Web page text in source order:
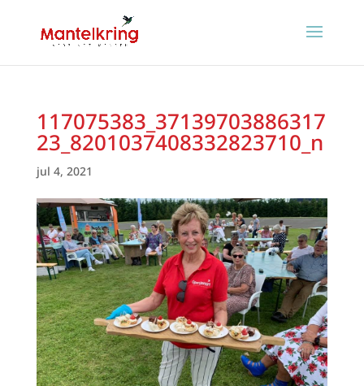
117075383_37139703886317
23_8201037408332823710_n
jul 4, 2021